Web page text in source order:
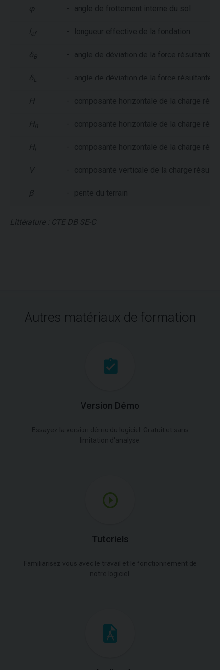
φ - angle de frottement interne du sol
lef - longueur effective de la fondation
δB - angle de déviation de la force résultante
δL - angle de déviation de la force résultante
H - composante horizontale de la charge
HB - composante horizontale de la charge
HL - composante horizontale de la charge
V - composante verticale de la charge
β - pente du terrain
Littérature : CTE DB SE-C
Autres matériaux de formation
Version Démo
Essayez la version démo du logiciel. Gratuit et sans
limitation d'analyse.
Tutoriels
Familiarisez vous avec le travail et le fonctionnement de
notre logiciel.